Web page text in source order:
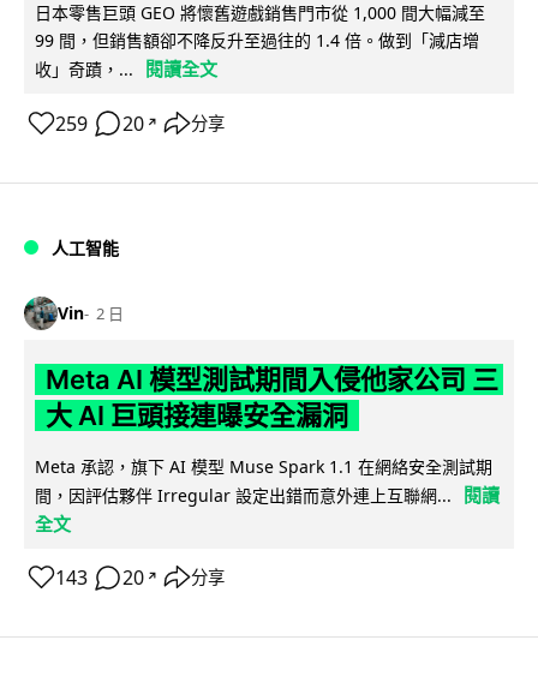
日本零售巨頭 GEO 將懷舊遊戲銷售門市從 1,000 間大幅減至
99 間，但銷售額卻不降反升至過往的 1.4 倍。做到「減店增
收」奇蹟，...
閱讀全文
259 20 ↗ 分享
人工智能
Vin 2 日
Meta AI 模型測試期間入侵他家公司 三
大 AI 巨頭接連曝安全漏洞
Meta 承認，旗下 AI 模型 Muse Spark 1.1 在網絡安全測試期
間，因評估夥伴 Irregular 設定出錯而意外連上互聯網...
閱讀
全文
143 20 ↗ 分享